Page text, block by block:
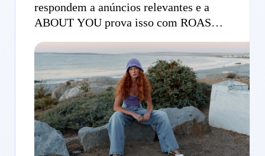
respondem a anúncios relevantes e a
ABOUT YOU prova isso com ROAS